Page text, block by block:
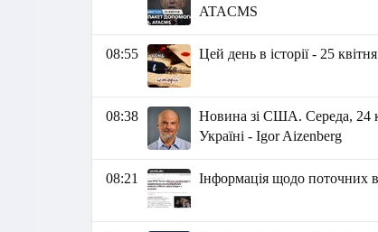
ATACMS
08:55 Цей день в історії - 25 квітня
08:38
Новина зі США. Середа, 24
Україні - Igor Aizenberg
08:21 Інформація щодо поточних